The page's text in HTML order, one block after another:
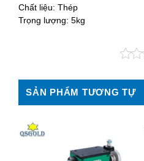
Chất liệu: Thép
Trọng lượng: 5kg
SẢN PHẨM TƯƠNG TỰ